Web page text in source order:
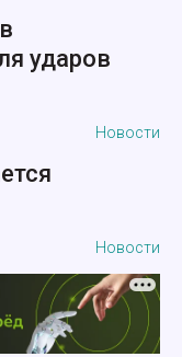
ударов
Новости
Новости